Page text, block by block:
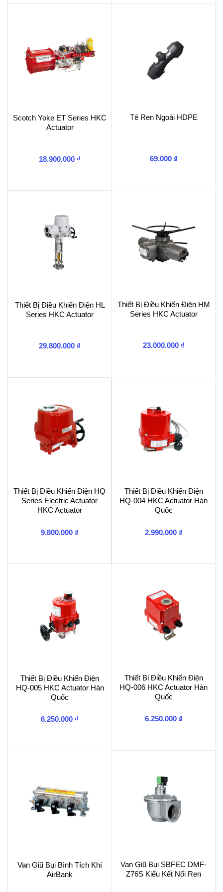
Scotch Yoke ET Series HKC
Actuator
18.900.000 ₫
Tê Ren Ngoài HDPE
69.000 ₫
Thiết Bị Điều Khiển Điện HL
Series HKC Actuator
29.800.000 ₫
Thiết Bị Điều Khiển Điện HM
Series HKC Actuator
23.000.000 ₫
Thiết Bị Điều Khiển Điện HQ
Series Electric Actuator
HKC Actuator
9.800.000 ₫
Thiết Bị Điều Khiển Điện
HQ-004 HKC Actuator Hàn
Quốc
2.990.000 ₫
Thiết Bị Điều Khiển Điện
HQ-005 HKC Actuator Hàn
Quốc
6.250.000 ₫
Thiết Bị Điều Khiển Điện
HQ-006 HKC Actuator Hàn
Quốc
6.250.000 ₫
Van Giũ Bụi Bình Tích Khí
AirBank
Van Giũ Bụi SBFEC DMF-
Z76S Kiểu Kết Nối Ren